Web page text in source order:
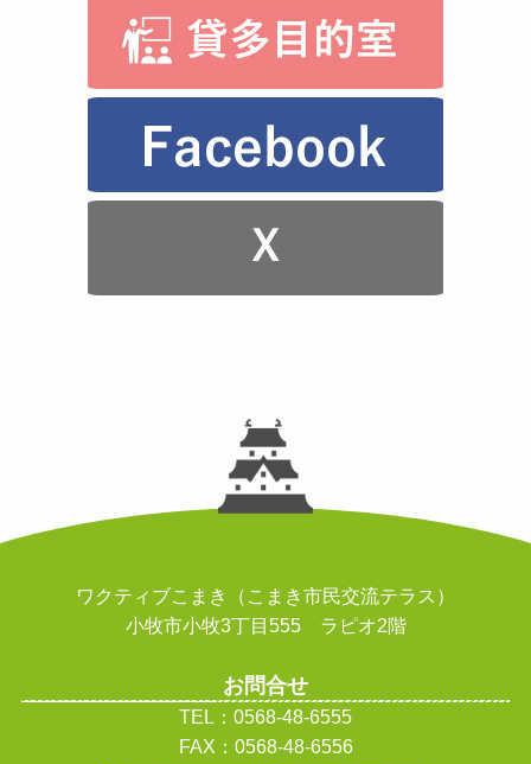
ワクティブこまき（こまき市民交流テラス）
小牧市小牧3丁目555 ラピオ2階
お問合せ
TEL：0568-48-6555
FAX：0568-48-6556